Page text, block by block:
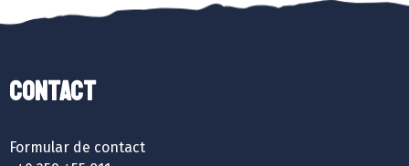
Contact
Formular de contact